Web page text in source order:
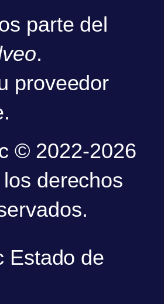
parte del
.
proveedor
© 2022-2026
derechos
Estado de